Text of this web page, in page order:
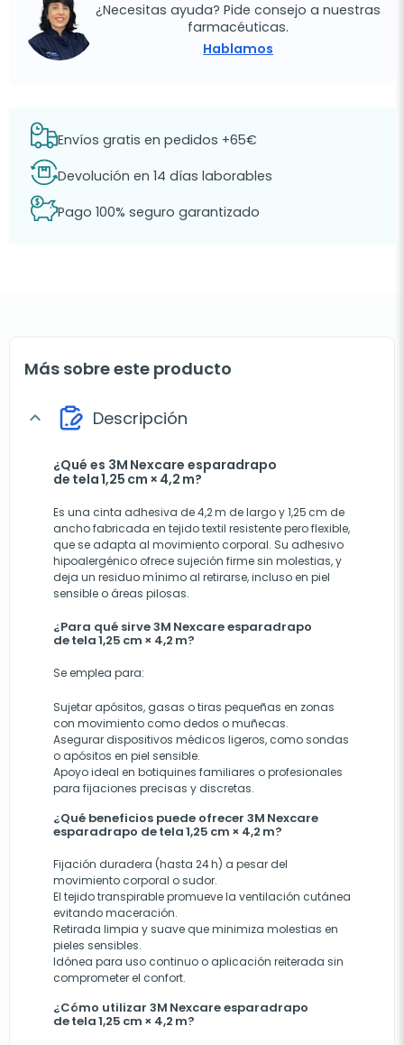
¿Necesitas ayuda? Pide consejo a nuestras
farmacéuticas.
Hablamos
Envíos gratis en pedidos +65€
Devolución en 14 días laborables
Pago 100% seguro garantizado
Más sobre este producto
expand_more Descripción
¿Qué es 3M Nexcare esparadrapo
de tela 1,25 cm × 4,2 m?
Es una cinta adhesiva de 4,2 m de largo y 1,25 cm de
ancho fabricada en tejido textil resistente pero flexible,
que se adapta al movimiento corporal. Su adhesivo
hipoalergénico ofrece sujeción firme sin molestias, y
deja un residuo mínimo al retirarse, incluso en piel
sensible o áreas pilosas.
¿Para qué sirve 3M Nexcare esparadrapo
de tela 1,25 cm × 4,2 m?
Se emplea para:
Sujetar apósitos, gasas o tiras pequeñas en zonas
con movimiento como dedos o muñecas.
Asegurar dispositivos médicos ligeros, como sondas
o apósitos en piel sensible.
Apoyo ideal en botiquines familiares o profesionales
para fijaciones precisas y discretas.
¿Qué beneficios puede ofrecer 3M Nexcare
esparadrapo de tela 1,25 cm × 4,2 m?
Fijación duradera (hasta 24 h) a pesar del
movimiento corporal o sudor.
El tejido transpirable promueve la ventilación cutánea
evitando maceración.
Retirada limpia y suave que minimiza molestias en
pieles sensibles.
Idónea para uso continuo o aplicación reiterada sin
comprometer el confort.
¿Cómo utilizar 3M Nexcare esparadrapo
de tela 1,25 cm × 4,2 m?